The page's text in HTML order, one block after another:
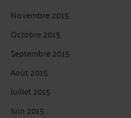
Novembre 2015
Octobre 2015
Septembre 2015
Août 2015
Juillet 2015
Juin 2015